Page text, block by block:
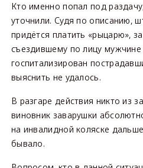
Кто именно попал под
уточнили. Судя по описанию,
придётся платить «рыцарю»,
съездившему по лицу
госпитализирован
выяснить не удалось.
В разгаре действия никто из
виновник заварушки
на инвалидной коляске
бывало.